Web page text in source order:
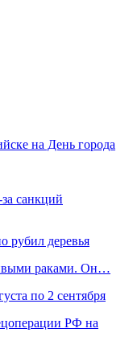
на День города
санкций
рубил деревья
раками. Он…
по 2 сентября
РФ на